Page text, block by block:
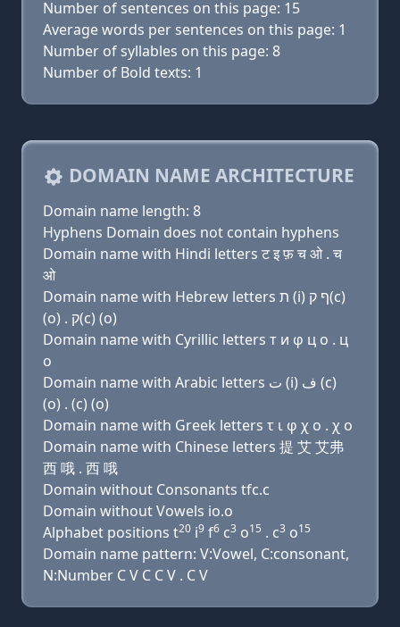
Number of sentences on this page: 15
Average words per sentences on this page: 1
Number of syllables on this page: 8
Number of Bold texts: 1
DOMAIN NAME ARCHITECTURE
Domain name length: 8
Hyphens Domain does not contain hyphens
Domain name with Hindi letters ट इ फ़ च ओ . च
ओ
Domain name with Hebrew letters ת (i) ף ק(c)
(ο) . ק(c) (ο)
Domain name with Cyrillic letters т и φ ц о . ц
о
Domain name with Arabic letters ﺕ (i) ﻑ (c)
(o) . (c) (o)
Domain name with Greek letters τ ι φ χ ο . χ ο
Domain name with Chinese letters 提 艾 艾弗
西 哦 . 西 哦
Domain without Consonants tfc.c
Domain without Vowels io.o
Alphabet positions t20 i9 f6 c3 o15 . c3 o15
Domain name pattern: V:Vowel, C:consonant,
N:Number C V C C V . C V